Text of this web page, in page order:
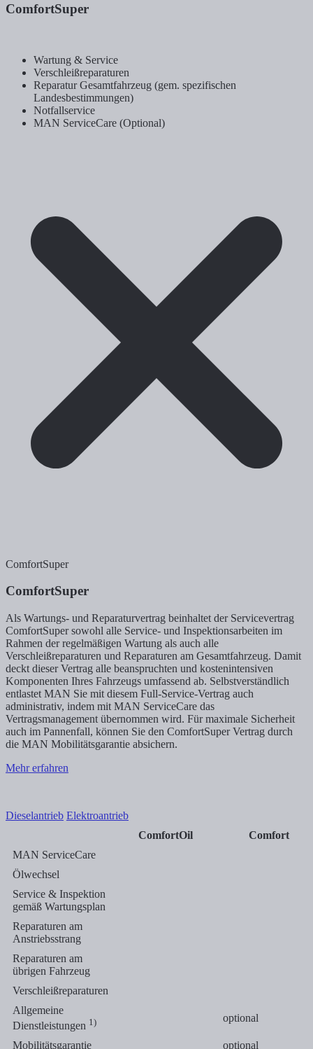
ComfortSuper
Wartung & Service
Verschleißreparaturen
Reparatur Gesamtfahrzeug (gem. spezifischen
Landesbestimmungen)
Notfallservice
MAN ServiceCare (Optional)
ComfortSuper
ComfortSuper
Als Wartungs- und Reparaturvertrag beinhaltet der Servicevertrag
ComfortSuper sowohl alle Service- und Inspektionsarbeiten im
Rahmen der regelmäßigen Wartung als auch alle
Verschleißreparaturen und Reparaturen am Gesamtfahrzeug. Damit
deckt dieser Vertrag alle beanspruchten und kostenintensiven
Komponenten Ihres Fahrzeugs umfassend ab. Selbstverständlich
entlastet MAN Sie mit diesem Full-Service-Vertrag auch
administrativ, indem mit MAN ServiceCare das
Vertragsmanagement übernommen wird. Für maximale Sicherheit
auch im Pannenfall, können Sie den ComfortSuper Vertrag durch
die MAN Mobilitätsgarantie absichern.
Mehr erfahren
Dieselantrieb Elektroantrieb
ComfortOil
Comfort
MAN ServiceCare
Ölwechsel
Service & Inspektion
gemäß Wartungsplan
Reparaturen am
Anstriebsstrang
Reparaturen am
übrigen Fahrzeug
Verschleißreparaturen
Allgemeine
Dienstleistungen 1) optional
Mobilitätsgarantie optional